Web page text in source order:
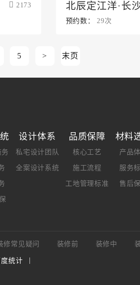
2173 北辰定江洋·长
预约数： 29次
5 > 末页
设计体系
私宅设计团队
全案设计系统
品质保障
核心工艺
施工流程
工地管理标准
材料
产品
服务
售后
修常见疑问 装修前 装修中
度统计